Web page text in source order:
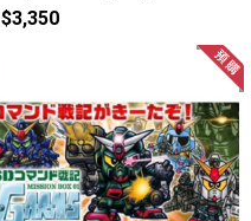
電霹靂車 光榮的霸者 套組 202
$3,350